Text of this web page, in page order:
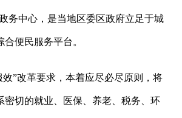
务中心，是当地区委区政府立足于城
便民服务平台。
效”改革要求，本着应尽必尽原则，将
密切的就业、医保、养老、税务、环